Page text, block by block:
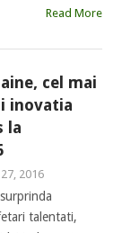
Read More
cel mai
inovatia
la
2016
talentati,